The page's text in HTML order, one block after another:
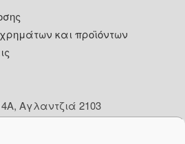
και προϊόντων
Αγλαντζιά 2103